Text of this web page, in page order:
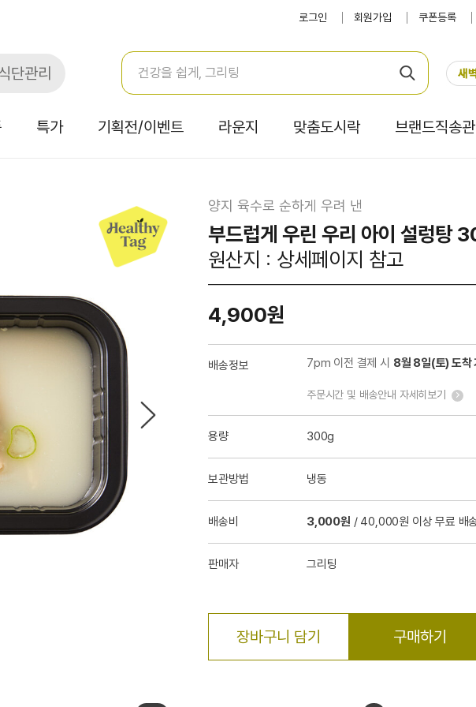
로그인 회원가입 쿠폰등록
단관리
특가 기획전/이벤트 라운지 맞춤도시락 브랜드직송관
양지 육수로 순하게 우려 낸
부드럽게 우린 우리 아이 설렁탕
원산지 : 상세페이지 참고
4,900원
배송정보 7pm 이전 결제 시 8월 8일(토) 도착
주문시간 및 배송안내 자세히보기
용량 300g
보관방법 냉동
배송비 3,000원 / 40,000원 이상 무료 배
판매자 그리팅
장바구니 담기 구매하기